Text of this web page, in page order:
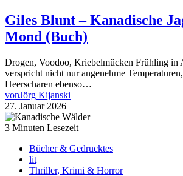
Giles Blunt – Kanadische
Mond (Buch)
Drogen, Voodoo, Kriebelmücken Frühling in
verspricht nicht nur angenehme
Heerscharen ebenso…
vonJörg Kijanski
27. Januar 2026
3 Minuten Lesezeit
Bücher & Gedrucktes
lit
Thriller, Krimi & Horror